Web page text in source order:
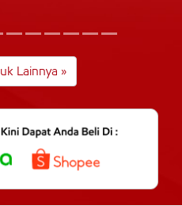
Lainnya »